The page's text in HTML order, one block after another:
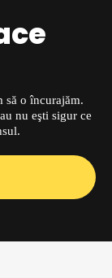
să o încurajăm.
nu eşti sigur ce